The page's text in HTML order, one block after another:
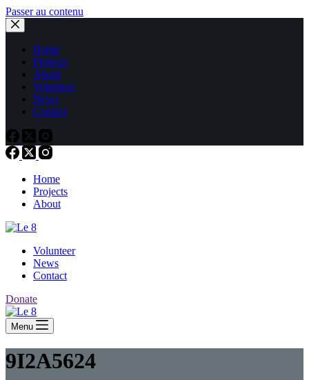
Passer au contenu
Home
Projects
About
Volunteer
News
Contact
Home
Projects
About
Volunteer
News
Contact
Donate
Menu
9I2A5624